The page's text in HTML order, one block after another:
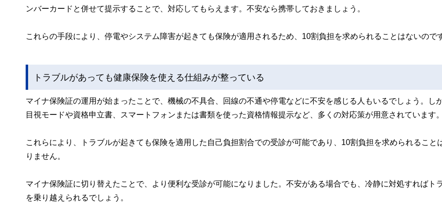
ンバーカードと併せて提示することで、対応してもらえます。不安なら携帯しておきましょう。
これらの手段により、停電やシステム障害が起きても保険が適用されるため、10割負担を求められることはないので
トラブルがあっても健康保険を使える仕組みが整っている
マイナ保険証の運用が始まったことで、機械の不具合、回線の不通や停電などに不安を感じる人もいるでしょう。しか
目視モードや資格申立書、スマートフォンまたは書類を使った資格情報提示など、多くの対応策が用意されています。
これらにより、トラブルが起きても保険を適用した自己負担割合での受診が可能であり、10割負担を求められること
りません。
マイナ保険証に切り替えたことで、より便利な受診が可能になりました。不安がある場合でも、冷静に対処すればト
を乗り越えられるでしょう。